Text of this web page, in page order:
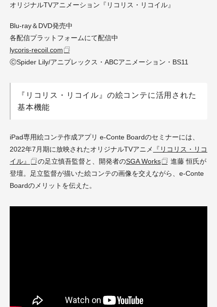
オリジナルTVアニメーション『リコリス・リコイル』
Blu-ray＆DVD発売中
各配信プラットフォームにて配信中
lycoris-recoil.com
ⒸSpider Lily/アニプレックス・ABCアニメーション・BS11
『リコリス・リコイル』の絵コンテに活用された
基本機能
iPad専用絵コンテ作成アプリ e-Conte Boardのセミナーには、
2022年7月期に放映されたオリジナルTVアニメ
『リコリス・リコ
イル』
の足立慎吾監督と、開発者のSGA Works
進藤 恒氏が
登壇。足立監督が描いた絵コンテの画像を交えながら、e-Conte
Boardのメリットを伝えた。